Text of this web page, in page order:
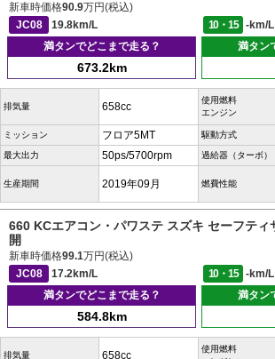
新車時価格90.9万円(税込)
JC08
19.8km/L 10・15
-km/L
満タンでどこまで走る？
673.2km
満タン
排気量 658cc
使用燃料
エンジン
ミッション フロア5MT 駆動方式
最大出力 50ps/5700rpm 過給器（ターボ）
生産期間 2019年09月 燃費性能
660 KCエアコン・パワステ スズキ セーフティ
開
新車時価格99.1万円(税込)
JC08
17.2km/L 10・15
-km/L
満タンでどこまで走る？
584.8km
満タン
排気量 658cc
使用燃料